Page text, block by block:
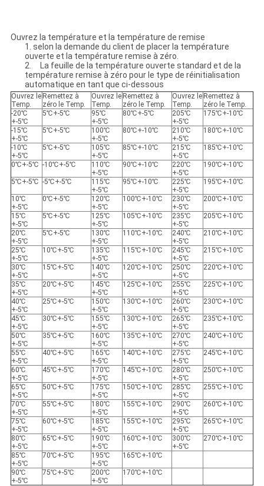
Ouvrez la température et la température de remise
1. selon la demande du client de placer la température
ouverte et la température remise à zéro.
2. La feuille de la température ouverte standard et de la
température remise à zéro pour le type de réinitialisation
automatique en tant que ci-dessous
Ouvrez le
Temp.
Remettez à
zéro le Temp.
Ouvrez le
Temp.
Remettez à
zéro le Temp.
Ouvrez le
Temp.
Remettez à
zéro le Temp.
-20℃
+-5℃
5℃+-5℃
95℃
+-5℃
80℃+-5℃
205℃
+-5℃
175℃+-10℃
-15℃
+-5℃
5℃+-5℃
100℃
+-5℃
80℃+-10℃
210℃
+-5℃
180℃+-10℃
-10℃
+-5℃
5℃+-5℃
105℃
+-5℃
85℃+-10℃
215℃
+-5℃
185℃+-10℃
0℃+-5℃ -10℃+-5℃
110℃
+-5℃
90℃+-10℃
220℃
+-5℃
190℃+-10℃
5℃+-5℃ -5℃+-5℃
115℃
+-5℃
95℃+-10℃
225℃
+-5℃
195℃+-10℃
10℃
+-5℃
0℃+-5℃
120℃
+-5℃
100℃+-10℃
230℃
+-5℃
200℃+-10℃
15℃
+-5℃
5℃+-5℃
125℃
+-5℃
105℃+-10℃
235℃
+-5℃
205℃+-10℃
20℃
+-5℃
5℃+-5℃
130℃
+-5℃
110℃+-10℃
240℃
+-5℃
210℃+-10℃
25℃
+-5℃
10℃+-5℃
135℃
+-5℃
115℃+-10℃
245℃
+-5℃
215℃+-10℃
30℃
+-5℃
15℃+-5℃
140℃
+-5℃
120℃+-10℃
250℃
+-5℃
220℃+-10℃
35℃
+-5℃
20℃+-5℃
145℃
+-5℃
125℃+-10℃
255℃
+-5℃
225℃+-10℃
40℃
+-5℃
25℃+-5℃
150℃
+-5℃
130℃+-10℃
260℃
+-5℃
230℃+-10℃
45℃
+-5℃
30℃+-5℃
155℃
+-5℃
130℃+-10℃
265℃
+-5℃
235℃+-10℃
50℃
+-5℃
35℃+-5℃
160℃
+-5℃
135℃+-10℃
270℃
+-5℃
240℃+-10℃
55℃
+-5℃
40℃+-5℃
165℃
+-5℃
140℃+-10℃
275℃
+-5℃
245℃+-10℃
60℃
+-5℃
45℃+-5℃
170℃
+-5℃
145℃+-10℃
280℃
+-5℃
250℃+-10℃
65℃
+-5℃
50℃+-5℃
175℃
+-5℃
150℃+-10℃
285℃
+-5℃
255℃+-10℃
70℃
+-5℃
55℃+-5℃
180℃
+-5℃
155℃+-10℃
290℃
+-5℃
260℃+-10℃
75℃
+-5℃
60℃+-5℃
185℃
+-5℃
155℃+-10℃
295℃
+-5℃
265℃+-10℃
80℃
+-5℃
65℃+-5℃
190℃
+-5℃
160℃+-10℃
300℃
+-5℃
270℃+-10℃
85℃
+-5℃
70℃+-5℃
195℃
+-5℃
165℃+-10℃
90℃
+-5℃
75℃+-5℃
200℃
+-5℃
170℃+-10℃